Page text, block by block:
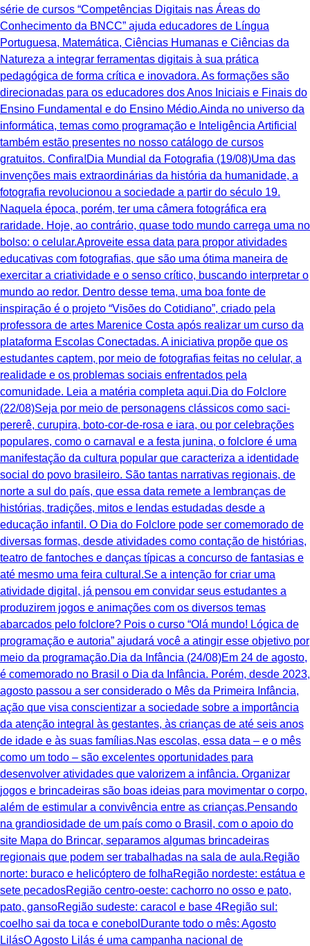
série de cursos “Competências Digitais nas Áreas do
Conhecimento da BNCC” ajuda educadores de Língua
Portuguesa, Matemática, Ciências Humanas e Ciências da
Natureza a integrar ferramentas digitais à sua prática
pedagógica de forma crítica e inovadora. As formações são
direcionadas para os educadores dos Anos Iniciais e Finais do
Ensino Fundamental e do Ensino Médio.Ainda no universo da
informática, temas como programação e Inteligência Artificial
também estão presentes no nosso catálogo de cursos
gratuitos. Confira!Dia Mundial da Fotografia (19/08)Uma das
invenções mais extraordinárias da história da humanidade, a
fotografia revolucionou a sociedade a partir do século 19.
Naquela época, porém, ter uma câmera fotográfica era
raridade. Hoje, ao contrário, quase todo mundo carrega uma no
bolso: o celular.Aproveite essa data para propor atividades
educativas com fotografias, que são uma ótima maneira de
exercitar a criatividade e o senso crítico, buscando interpretar o
mundo ao redor. Dentro desse tema, uma boa fonte de
inspiração é o projeto “Visões do Cotidiano”, criado pela
professora de artes Marenice Costa após realizar um curso da
plataforma Escolas Conectadas. A iniciativa propõe que os
estudantes captem, por meio de fotografias feitas no celular, a
realidade e os problemas sociais enfrentados pela
comunidade. Leia a matéria completa aqui.Dia do Folclore
(22/08)Seja por meio de personagens clássicos como saci-
pererê, curupira, boto-cor-de-rosa e iara, ou por celebrações
populares, como o carnaval e a festa junina, o folclore é uma
manifestação da cultura popular que caracteriza a identidade
social do povo brasileiro. São tantas narrativas regionais, de
norte a sul do país, que essa data remete a lembranças de
histórias, tradições, mitos e lendas estudadas desde a
educação infantil. O Dia do Folclore pode ser comemorado de
diversas formas, desde atividades como contação de histórias,
teatro de fantoches e danças típicas a concurso de fantasias e
até mesmo uma feira cultural.Se a intenção for criar uma
atividade digital, já pensou em convidar seus estudantes a
produzirem jogos e animações com os diversos temas
abarcados pelo folclore? Pois o curso “Olá mundo! Lógica de
programação e autoria” ajudará você a atingir esse objetivo por
meio da programação.Dia da Infância (24/08)Em 24 de agosto,
é comemorado no Brasil o Dia da Infância. Porém, desde 2023,
agosto passou a ser considerado o Mês da Primeira Infância,
ação que visa conscientizar a sociedade sobre a importância
da atenção integral às gestantes, às crianças de até seis anos
de idade e às suas famílias.Nas escolas, essa data – e o mês
como um todo – são excelentes oportunidades para
desenvolver atividades que valorizem a infância. Organizar
jogos e brincadeiras são boas ideias para movimentar o corpo,
além de estimular a convivência entre as crianças.Pensando
na grandiosidade de um país como o Brasil, com o apoio do
site Mapa do Brincar, separamos algumas brincadeiras
regionais que podem ser trabalhadas na sala de aula.Região
norte: buraco e helicóptero de folhaRegião nordeste: estátua e
sete pecadosRegião centro-oeste: cachorro no osso e pato,
pato, gansoRegião sudeste: caracol e base 4Região sul:
coelho sai da toca e conebolDurante todo o mês: Agosto
LilásO Agosto Lilás é uma campanha nacional de